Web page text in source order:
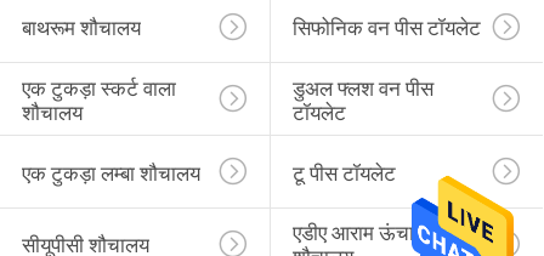
बाथरूम शौचालय सिफोनिक वन पीस टॉयलेट
एक टुकड़ा स्कर्ट वाला
शौचालय
डुअल फ्लश वन पीस
टॉयलेट
एक टुकड़ा लम्बा शौचालय टू पीस टॉयलेट
सीयूपीसी शौचालय
एडीए आराम ऊंचाई